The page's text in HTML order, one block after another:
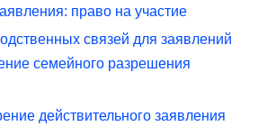
право на участие
связей для заявлений
семейного разрешения
действительного заявления